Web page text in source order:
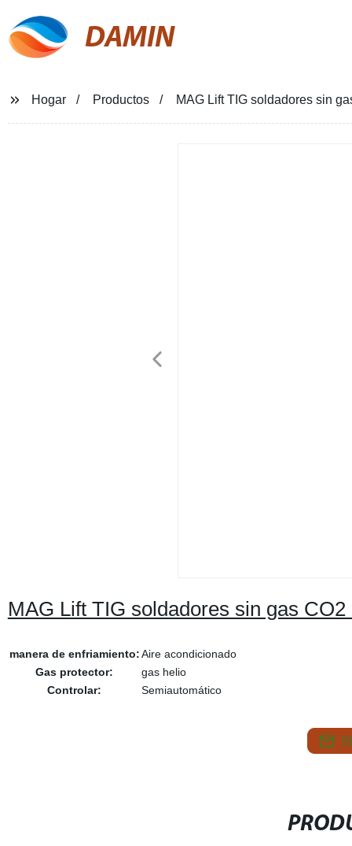
DAMIN
Hogar Productos MAG Lift TIG soldadores sin
MAG Lift TIG soldadores sin gas
manera de enfriamiento:Aire acondicionado
Gas protector:
gas helio
Controlar:
Semiautomático